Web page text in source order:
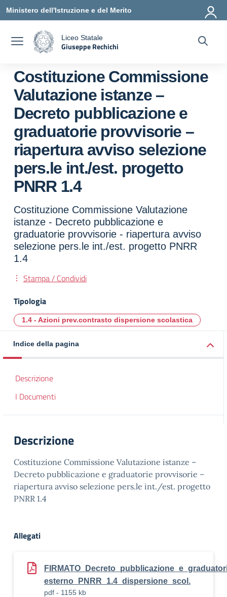
Vai ai contenuti
Vai al menu di navigazione
Vai al footer
Ministero dell'Istruzione e del Merito
Liceo Statale
Giuseppe Rechichi
Costituzione Commissione
Valutazione istanze –
Decreto pubblicazione e
graduatorie provvisorie –
riapertura avviso selezione
pers.le int./est. progetto
PNRR 1.4
Costituzione Commissione Valutazione
istanze - Decreto pubblicazione e
graduatorie provvisorie - riapertura avviso
selezione pers.le int./est. progetto PNRR
1.4
Stampa / Condividi
Tipologia
1.4 - Azioni prev.contrasto dispersione scolastica
Indice della pagina
Descrizione
I Documenti
Descrizione
Costituzione Commissione Valutazione istanze –
Decreto pubblicazione e graduatorie provvisorie –
riapertura avviso selezione pers.le int./est. progetto
PNRR 1.4
Allegati
esterno_PNRR_1.4_dispersione_scol.
pdf - 1155 kb